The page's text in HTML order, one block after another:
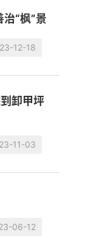
“枫”景
12-18
卸甲坪
11-03
06-12